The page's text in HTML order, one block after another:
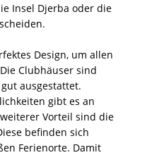
Insel Djerba oder die
Design, um allen
Clubhäuser sind
ausgestattet.
gibt es an
Vorteil sind die
befinden sich
Ferienorte. Damit